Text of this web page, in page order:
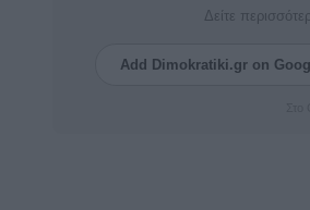
Δείτε
Add Dimokratiki.gr on